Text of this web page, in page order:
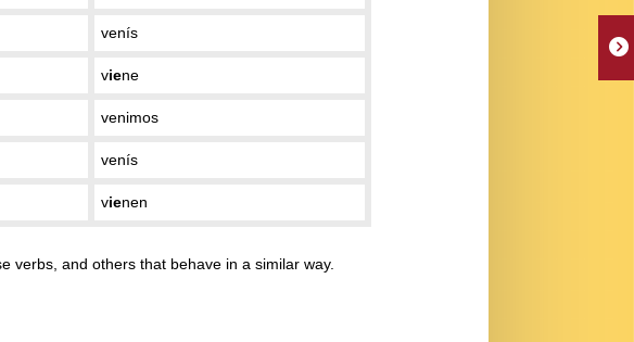
venís
viene
venimos
venís
vienen
verbs, and others that behave in a similar way.